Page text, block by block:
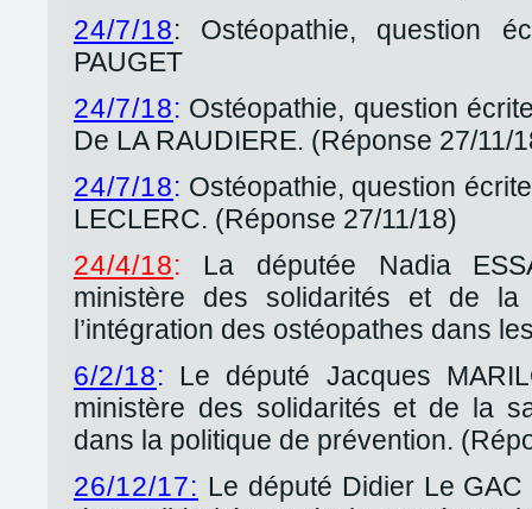
24/7/18: Ostéopathie, question
PAUGET
24/7/18: Ostéopathie, question
De LA RAUDIERE. (Réponse 27/11/
24/7/18: Ostéopathie, question
LECLERC. (Réponse 27/11/18)
24/4/18: La députée Nadia
ministère des solidarités et de
l’intégration des ostéopathes dans
6/2/18: Le député Jacques
ministère des solidarités et de la
dans la politique de prévention.
26/12/17: Le député Didier Le